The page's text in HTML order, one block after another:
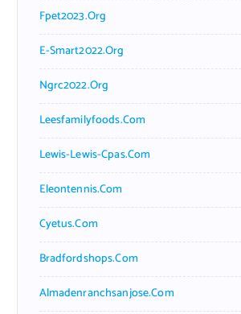
Fpet2023.org
E-Smart2022.org
Ngrc2022.org
Leesfamilyfoods.com
Lewis-Lewis-Cpas.com
Eleontennis.com
Cyetus.com
Bradfordshops.com
Almadenranchsanjose.com